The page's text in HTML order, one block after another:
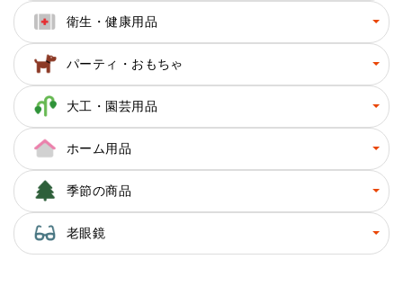
衛生・健康用品
パーティ・おもちゃ
大工・園芸用品
ホーム用品
季節の商品
老眼鏡